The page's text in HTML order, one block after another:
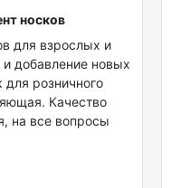
носков
для взрослых и
и добавление новых
для розничного
Качество
на все вопросы